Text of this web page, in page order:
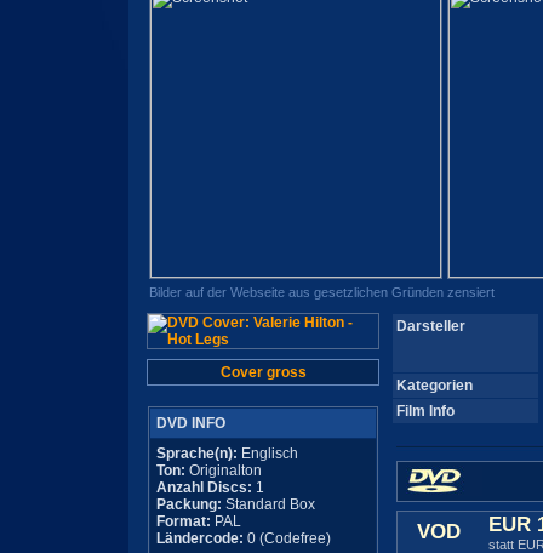
Bilder auf der Webseite aus gesetzlichen Gründen zensiert
Cover gross
DVD INFO
Sprache(n): Englisch
Ton: Originalton
Anzahl Discs: 1
Packung: Standard Box
Format: PAL
Ländercode: 0 (Codefree)
Darsteller
Kategorien
Film Info
VOD EUR
statt